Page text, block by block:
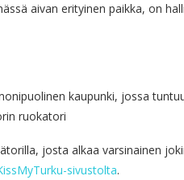
aivan erityinen paikka, on
kaupunki, jossa
ruokatori
josta alkaa varsinainen
sivustolta.